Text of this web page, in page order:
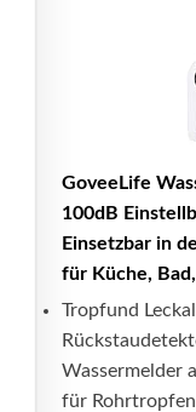
GoveeLife
100dB
Einsetzbar in
für Küche,
Tropfund
Wassermelder
für